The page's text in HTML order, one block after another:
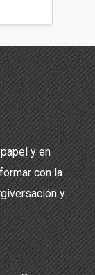
y en
con la
y